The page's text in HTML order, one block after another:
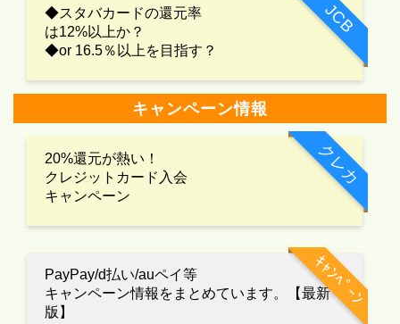
JCB
◆スタバカードの還元率
は12%以上か？
◆or 16.5％以上を目指す？
キャンペーン情報
クレカ
20%還元が熱い！
クレジットカード入会
キャンペーン
ｷｬﾝﾍﾟｰﾝ
PayPay/d払い/auペイ等
キャンペーン情報をまとめています。【最新
版】